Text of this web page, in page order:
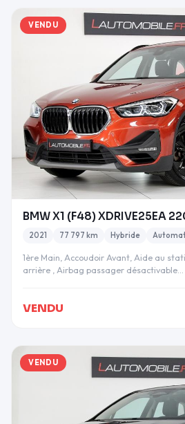
VENDU
2021 77 797 km Hybride
1ère Main, Accoudoir Avant, Aide au
arrière , Airbag passager désactivable…
VENDU
VENDU